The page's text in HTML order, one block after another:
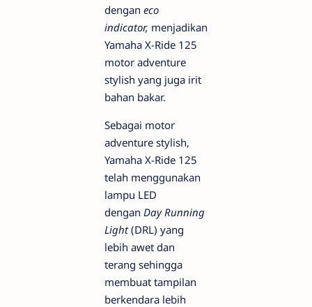
dengan eco
indicator, menjadikan
Yamaha X-Ride 125
motor adventure
stylish yang juga irit
bahan bakar.
Sebagai motor
adventure stylish,
Yamaha X-Ride 125
telah menggunakan
lampu LED
dengan Day Running
Light(DRL) yang
lebih awet dan
terang sehingga
membuat tampilan
berkendara lebih